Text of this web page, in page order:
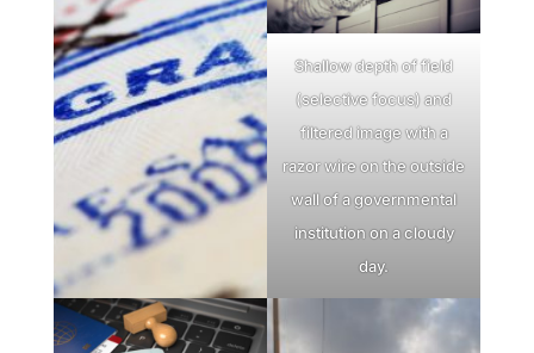
Shallow depth of field
(selective focus) and
filtered image with a
razor wire on the outside
wall of a governmental
institution on a cloudy
day.